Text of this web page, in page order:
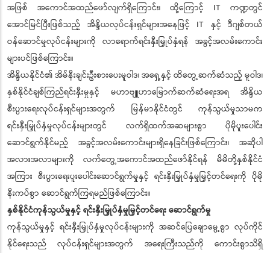
အဖြစ် အကောင်အထည်ဖော်လျက်ရှိကြောင်း၊ ထို့ကြောင့် IT ကဏ္ဍတွင်
အောင်မြင်ပြီးဖြစ်သည့် အိန္ဒိယလုပ်ငန်းရှင်များအနေဖြင့် IT နှင့် ဒီဂျစ်တယ်
ဝန်ဆောင်မှုလုပ်ငန်းများကို လာရောက်ရင်းနှီးမြှုပ်နှံရန် အခွင့်အလမ်းကောင်း
များပင်ဖြစ်ကြောင်း။
အိန္ဒိယနိုင်ငံ၏ အိမ်နီးချင်းဦးစားပေးမူဝါဒ၊ အရှေ့နှင့် ထိတွေ့ဆက်ဆံသည့် မူဝါဒ၊
နှစ်နိုင်ငံချစ်ကြည်ရင်းနှီးမှုနှင့် မဟာဗျူဟာမြောက်ဆက်ဆံရေးအရ အိန္ဒိယ
စီးပွားရေးလုပ်ငန်းရှင်များအတွက် မြန်မာနိုင်ငံတွင် ကုန်သွယ်မှုသာမက
ရင်းနှီးမြှုပ်နှံမှုလုပ်ငန်းများတွင် လက်ရှိထက်အဆများစွာ ပိုမိုပူးပေါင်း
ဆောင်ရွက်နိုင်မည့် အခွင့်အလမ်းကောင်းများရှိနေခြင်းဖြစ်ကြောင်း၊ အဆိုပါ
အလားအလာများကို လက်တွေ့အကောင်အထည်ဖော်နိုင်ရန် မိမိတို့နှစ်နိုင်ငံ
အကြား စီးပွားရေးပူးပေါင်းဆောင်ရွက်မှုနှင့် ရင်းနှီးမြှုပ်နှံမှုမြှင့်တင်ရေးကို ပိုမို
နီးကပ်စွာ ဆောင်ရွက်ကြရမည်ဖြစ်ကြောင်း။
နှစ်နိုင်ငံကုန်သွယ်မှုနှင့် ရင်းနှီးမြှုပ်နှံမှုမြှင့်တင်ရေး ဆောင်ရွက်မှု
ကုန်သွယ်မှုနှင့် ရင်းနှီးမြှုပ်နှံမှုလုပ်ငန်းများကို အဆင်ပြေချောမွေ့စွာ လုပ်ကိုင်
နိုင်ရေးသည် လုပ်ငန်းရှင်များအတွက် အရေးကြီးသည်ကို ကောင်းစွာသိရှိ